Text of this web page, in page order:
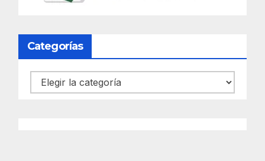
Categorías
Categorías